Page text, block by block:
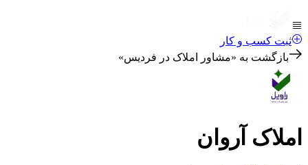
ثبت کسب و کار
بازگشت به «مشاور املاک در فردیس»
املاک آروان